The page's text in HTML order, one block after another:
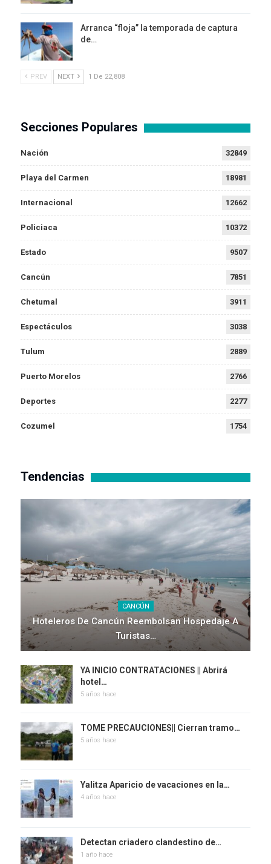
Arranca “floja” la temporada de captura
de…
PREV NEXT 1 De 22,808
Secciones Populares
Nación 32849
Playa del Carmen 18981
Internacional 12662
Policiaca 10372
Estado 9507
Cancún 7851
Chetumal 3911
Espectáculos 3038
Tulum 2889
Puerto Morelos 2766
Deportes 2277
Cozumel 1754
Tendencias
CANCÚN
Hoteleros De Cancún Reembolsan Hospedaje A
Turistas…
YA INICIO CONTRATACIONES || Abrirá
hotel…
5 años hace
TOME PRECAUCIONES|| Cierran tramo…
5 años hace
Yalitza Aparicio de vacaciones en la…
4 años hace
Detectan criadero clandestino de…
1 año hace